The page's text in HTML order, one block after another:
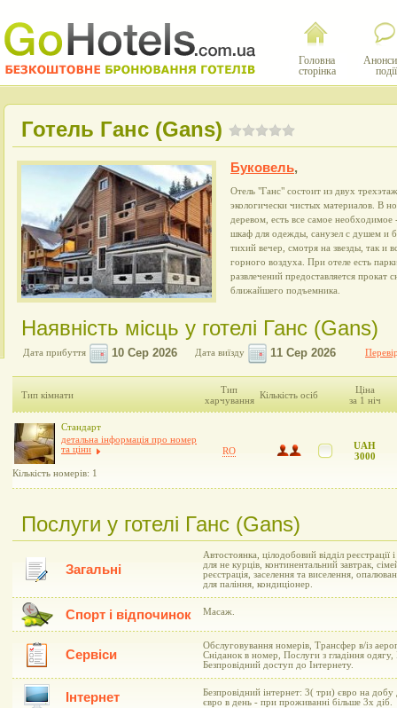
Головна
сторінка
події
Готель Ганс (Gans)
Буковель,
Отель "Ганс" состоит из двух
экологически чистых материалов. В
деревом, есть все самое необходимое
шкаф для одежды, санузел с душем и
тихий вечер, смотря на звезды, так и
горного воздуха. При отеле есть
развлечений предоставляется прокат
ближайшего подъемника.
Наявність місць у готелі Ганс (Gans)
Дата прибуття Дата виїзду
Тип кімнати
Тип
харчування Кількість осіб
Ціна
за 1 ніч
Стандарт
детальна інформація про номер
та ціни
Кількість номерів: 1
RO
UAH
3000
Послуги у готелі Ганс (Gans)
Загальні
Автостоянка, цілодобовий відділ
для не курців, континентальний завтрак,
реєстрація, заселення та виселення,
для паління, кондиціонер.
Спорт і відпочинок Масаж.
Сервіси
Обслуговування номерів, Трансфер в/із
Сніданок в номер, Послуги з гладіння
Безпровідний доступ до Інтернету.
Інтернет
Безпровідний інтернет: 3( три) євро на
євро в день - при проживанні більше 3х діб.